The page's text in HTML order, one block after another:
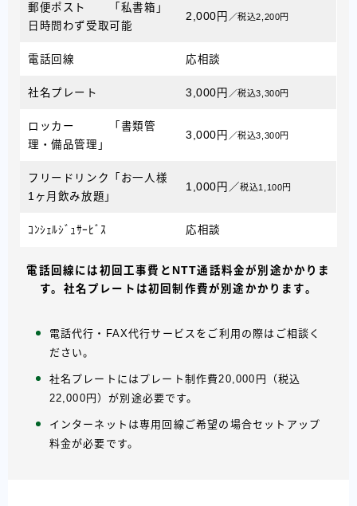
郵便ポスト 「私書箱」
日時問わず受取可能
2,000円 ／税込2,200円
電話回線 応相談
社名プレート 3,000円 ／税込3,300円
ロッカー 「書類管
理・備品管理」
3,000円 ／税込3,300円
フリードリンク「お一人様
1ヶ月飲み放題」
1,000円／税込1,100円
ｺﾝｼｪﾙｼﾞｭｻｰﾋﾞｽ 応相談
電話回線には初回工事費とNTT通話料金が別途かかりま
す。社名プレートは初回制作費が別途かかります。
電話代行・FAX代行サービスをご利用の際はご相談く
ださい。
社名プレートにはプレート制作費20,000円（税込
22,000円）が別途必要です。
インターネットは専用回線ご希望の場合セットアップ
料金が必要です。